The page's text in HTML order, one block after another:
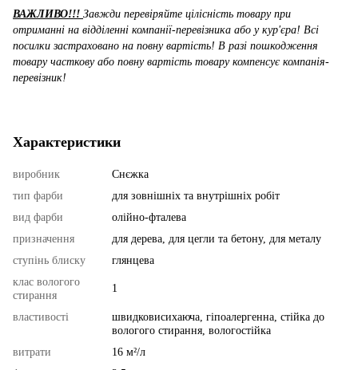
ВАЖЛИВО!!! Завжди перевіряйте цілісність товару при
отриманні на відділенні компанії-перевізника або у кур'єра! Всі
посилки застраховано на повну вартість! В разі пошкодження
товару часткову або повну вартість товару компенсує компанія-
перевізник!
Характеристики
виробник
Снєжка
тип фарби
для зовнішніх та внутрішніх робіт
вид фарби
олійно-фталева
призначення
для дерева, для цегли та бетону, для металу
ступінь блиску
глянцева
клас вологого
стирання
1
властивості
швидковисихаюча, гіпоалергенна, стійка до
вологого стирання, вологостійка
витрати
16 м²/л